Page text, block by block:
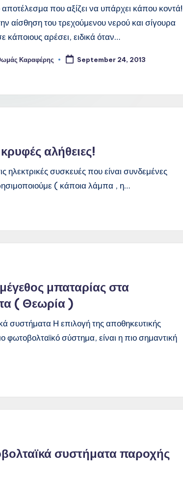
που αξίζει να υπάρχει κάπου κοντά!
αίσθηση του τρεχούμενου νερού και σίγουρα
κάποιους αρέσει, ειδικά όταν…
Καραφέρης September 24, 2013
αλήθειες!
ηλεκτρικές συσκευές που είναι συνδεμένες
( κάποια λάμπα , η…
μπαταρίας στα
( Θεωρία )
συστήματα Η επιλογή της αποθηκευτικής
σύστημα, είναι η πιο σημαντική
συστήματα παροχής